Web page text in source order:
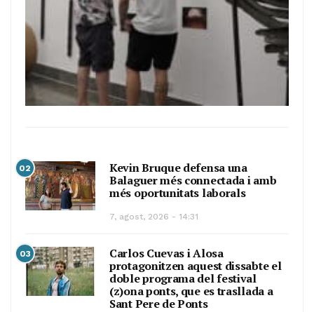
02
Kevin Bruque defensa una
Balaguer més connectada i amb
més oportunitats laborals
7, agost, 2026 - 14:31
03
Carlos Cuevas i Alosa
protagonitzen aquest dissabte el
doble programa del festival
(z)ona ponts, que es trasllada a
Sant Pere de Ponts